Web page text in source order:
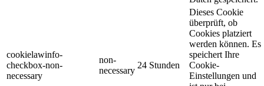
cookielawinfo-
checkbox-non-
necessary
non-
necessary
24 Stunden
Dieses Cookie
überprüft, ob
Cookies platziert
werden können. Es
speichert Ihre
Cookie-
Einstellungen und